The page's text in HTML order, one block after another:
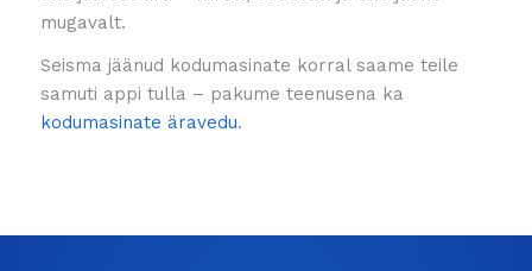
mugavalt.
Seisma jäänud kodumasinate korral saame teile
samuti appi tulla – pakume teenusena ka
kodumasinate äravedu.